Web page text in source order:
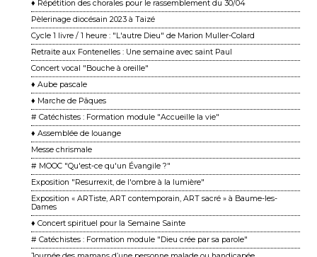
♦ Répétition des chorales pour le rassemblement du 30/04
Pèlerinage diocésain 2023 à Taizé
Cycle 1 livre / 1 heure : "L'autre Dieu" de Marion Muller-Colard
Retraite aux Fontenelles : Une semaine avec saint Paul
Concert vocal "Bouche à oreille"
♦ Aube pascale
♦ Marche de Pâques
# Catéchistes : Formation module "Accueille la vie"
♦ Assemblée de louange
Messe chrismale
# MOOC "Qu'est-ce qu'un Évangile ?"
Exposition "Resurrexit, de l'ombre à la lumière"
Exposition « ARTiste, ART contemporain, ART sacré » à Baume-les-
Dames
♦ Concert spirituel pour la Semaine Sainte
# Catéchistes : Formation module "Dieu crée par sa parole"